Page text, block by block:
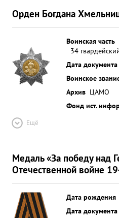
Орден Богдана
Воинская часть
34
Дата документа
Воинское
Архив ЦАМО
Фонд ист.
Ещё
Медаль «За победу над
Отечественной войне
Дата рождения
Дата документа